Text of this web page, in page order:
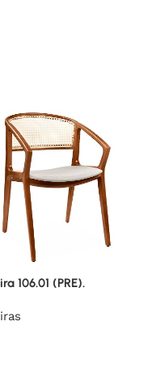
106.01 (PRE).